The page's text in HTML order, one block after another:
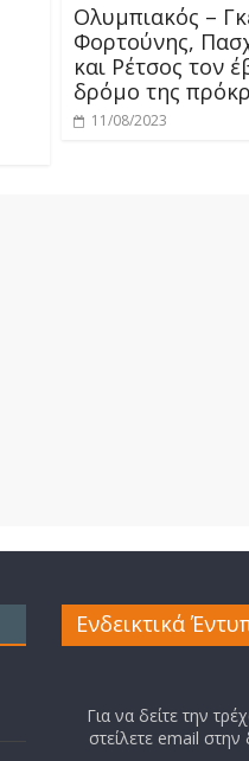
Ολυμπιακός –
Φορτούνης,
και Ρέτσος τον
δρόμο της
11/08/2023
Ενδεικτικά
Για να δείτε την
στείλετε email